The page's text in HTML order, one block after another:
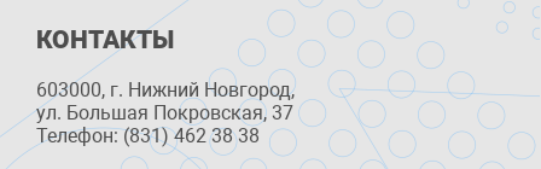
КОНТАКТЫ
603000, г. Нижний Новгород,
ул. Большая Покровская, 37
Телефон: (831) 462 38 38